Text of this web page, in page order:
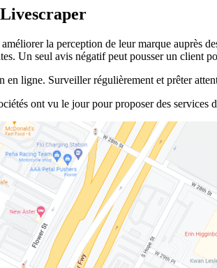
Livescraper
la perception de leur marque auprès
Un seul avis négatif peut pousser un client
ligne. Surveiller régulièrement et prêter
ont vu le jour pour proposer des